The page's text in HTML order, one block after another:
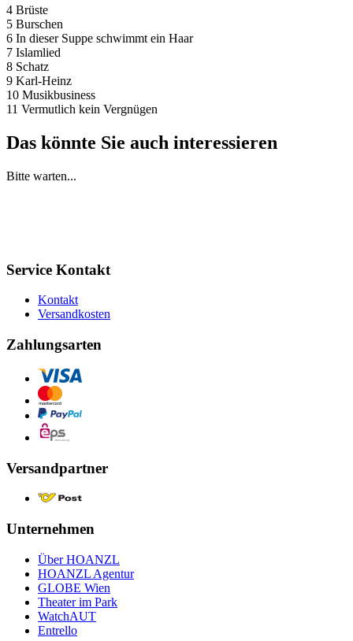
4 Brüste
5 Burschen
6 In dieser Suppe schwimmt ein Haar
7 Islamlied
8 Schatz
9 Karl-Heinz
10 Musikbusiness
11 Vermutlich kein Vergnügen
Das könnte Sie auch interessieren
Bitte warten...
Service Kontakt
Kontakt
Versandkosten
Zahlungsarten
Versandpartner
Unternehmen
Über HOANZL
HOANZL Agentur
GLOBE Wien
Theater im Park
WatchAUT
Entrello